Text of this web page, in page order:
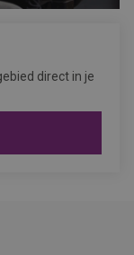
direct in je